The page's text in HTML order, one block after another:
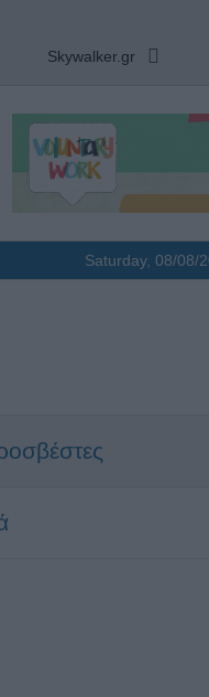
Skywalker.gr
Saturday, 08/08/